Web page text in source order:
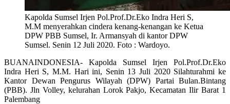
Kapolda Sumsel Irjen Pol.Prof.Dr.Eko Indra Heri S,
M.M menyerahkan cindera kenang-kenangan ke Ketua
DPW PBB Sumsel, Ir. Armansyah di kantor DPW
Sumsel. Senin 12 Juli 2020. Foto : Wardoyo.
BUANAINDONESIA- Kapolda Sumsel Irjen Pol.Prof.Dr.Eko
Indra Heri S, M.M. Hari ini, Senin 13 Juli 2020 Silahturahmi ke
Kantor Dewan Pengurus Wilayah (DPW) Partai Bulan.Bintang
(PBB). Jln Volley, kelurahan Lorok Pakjo, Kecamatan Ilir Barat 1
Palembang